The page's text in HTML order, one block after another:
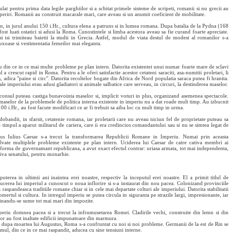
pentru prima data legile parghiilor si a schitat primele sisteme de scripeti, romanii si nu grecii au
Romanii au construit macarale mari, care aveau si un anumit coeficient de mobilitate.
in jurul anului 150 i.Hr., cultura elena a patruns si in lumea romana. Dupa batalia de la Pydna (168
luati ostatici si adusi la Roma. Cunostintele si limba acestora aveau sa fie curand foarte apreciate.
isi trimiteau baietii la studii in Grecia. Astfel, modul de viata destul de modest al romanilor s-a
si vestimentatia femeilor mai eleganta.
din ce in ce mai multe probleme pe plan intern. Datorita existentei unui numar foarte mare de sclavi
crescut rapid in Roma. Pentru a le oferi satisfactie acestor cetateni saraciti, asa-numitii proletari, li
adica "paine si circ". Datorita recoltelor bogate din Africa de Nord populatia saraca putea fi hranita.
imperiului erau adusi gladiatori si animale salbatice care serveau, in circuri, la destinderea maselor.
puteau castiga bunavointa maselor si, implicit voturi in plus, organizand asemenea spectacole.
de la problemele de politica interna existente in imperiu nu a dat roade mult timp. Au izbucnit
i.Hr., au fost facute modificari ce ar fi trebuit sa aiba loc cu mult timp in urma.
in sfarsit, cetatenie romana, iar proletarii care nu aveau niciun fel de proprietate puteau sa
a aparut militarul de cariera, care ii era credincios comandantului sau si nu se simtea legat de
Iulius Caesar s-a trecut la transformarea Republicii Romane in Imperiu. Numai prin aceasta
multiplele probleme existente pe plan intern. Uciderea lui Caesar de catre cativa membri ai
de guvernamant republicana, a avut exact efectul contrar: uriasa armata, tot mai independenta,
senatului, pentru monarhie.
in ultimii ani inaintea erei noastre, respectiv la inceputul erei noastre. El a primit titlul de
lui imperiul a cunoscut o noua inflorire si s-a instaurat din nou pacea. Colonizand provinciile
traditiile romane chiar si in cele mai departate colturi ale imperiului. Datorita stabilitatii
si cultura. In intregul imperiu se putea circula in siguranta pe strazile largi, impresionante, iar
se sume tot mai mari din impozite.
domnea pacea si a trecut la infrumusetarea Romei. Cladirile vechi, construite din lemn si din
au fost inaltate edificii impunatoare din marmura.
moartea lui Augustus, Roma s-a confruntat cu noi si noi probleme. Germanii de la est de Rin se
din ce in ce mai raspandit, aducea cu sine tensiuni interne.